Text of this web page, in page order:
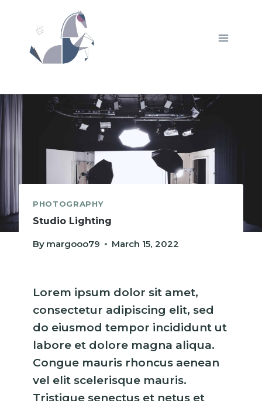
content
PHOTOGRAPHY
Studio Lighting
By margooo79 March 15, 2022
Lorem ipsum dolor sit amet,
consectetur adipiscing elit, sed
do eiusmod tempor incididunt ut
labore et dolore magna aliqua.
Congue mauris rhoncus aenean
vel elit scelerisque mauris.
Tristique senectus et netus et